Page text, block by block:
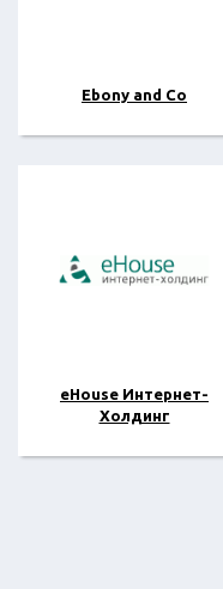
Ebony and Co
eHouse Интернет-
Холдинг